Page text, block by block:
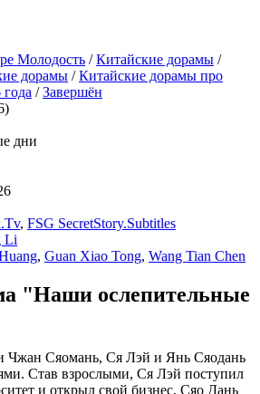
Молодость /Китайские дорамы /
дорамы /Китайские дорамы про
/Завершён
, FSG SecretStory.Subtitles
Li
, Guan Xiao Tong, Wang Tian Chen
"Наши ослепительные
Чжан Сяомань, Ся Лэй и Янь Сяодань
Став взрослыми, Ся Лэй поступил
и открыл свой бизнес, Сяо Дань